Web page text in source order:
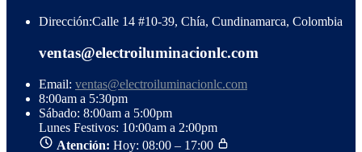
Dirección:Calle 14 #10-39, Chía, Cundinamarca, Colombia
ventas@electroiluminacionlc.com
Email: ventas@electroiluminacionlc.com
8:00am a 5:30pm
Sábado: 8:00am a 5:00pm
Lunes Festivos: 10:00am a 2:00pm
Atención: Hoy: 08:00 – 17:00